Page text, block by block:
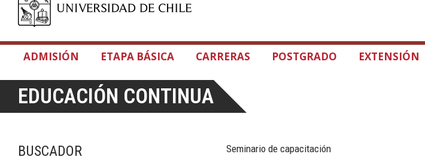
ADMISIÓN ETAPA BÁSICA CARRERAS POSTGRADO EXTENSIÓN
EDUCACIÓN CONTINUA
BUSCADOR Seminario de capacitación